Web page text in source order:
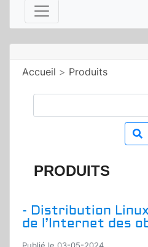
Accueil > Produits
PRODUITS
- Distribution
de l’Internet des